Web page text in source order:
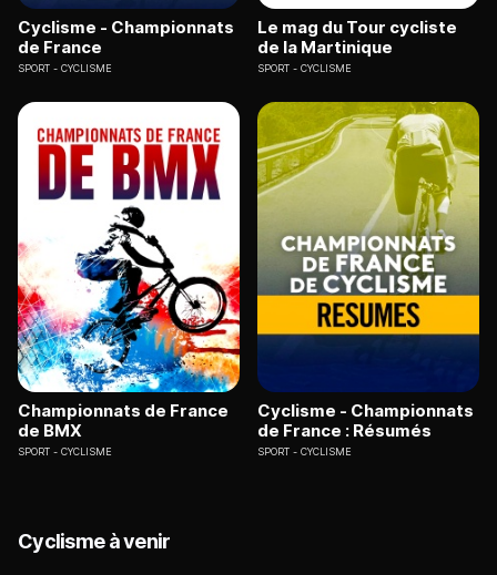
Cyclisme - Championnats
de France
SPORT CYCLISME
Le mag du Tour cycliste
de la Martinique
SPORT CYCLISME
Championnats de France
de BMX
SPORT CYCLISME
Cyclisme - Championnats
de France : Résumés
SPORT CYCLISME
Cyclisme à venir